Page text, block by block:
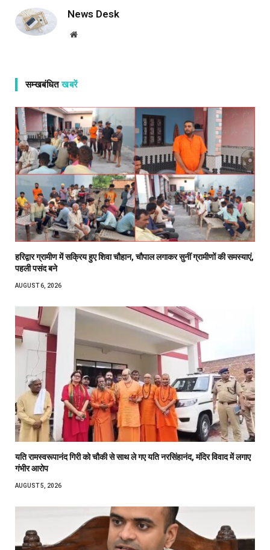
News Desk
Website
सम्खबंधितखबरें
हरिद्वार ग्रामीण में सक्रिय हुए शिवा चौहान, चौपाल लगाकर सुनीं ग्रामीणों की समस्याएं,
पहली पसंद बने
AUGUST 6, 2026
यति रामस्वरूपानंद गिरी को चौकी से साथ ले गए यति नरसिंहानंद, मंदिर विवाद में लगाए
गंभीर आरोप
AUGUST 5, 2026